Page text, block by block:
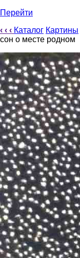
Перейти
‹ ‹ ‹ Каталог Картины
сон о месте родном